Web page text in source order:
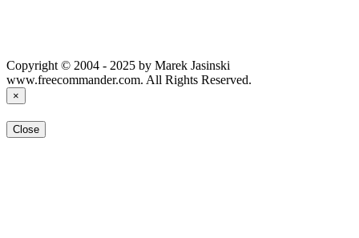
Copyright © 2004 - 2025 by Marek Jasinski
www.freecommander.com. All Rights Reserved.
×
Close